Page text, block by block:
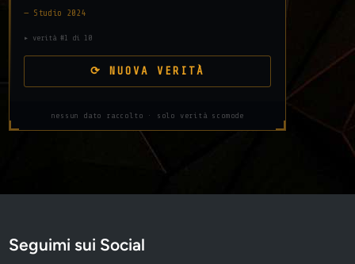
— Studio 2024
▸ verità #1 di 10
⟳ NUOVA VERITÀ
nessun dato raccolto · solo verità scomode
Seguimi sui Social